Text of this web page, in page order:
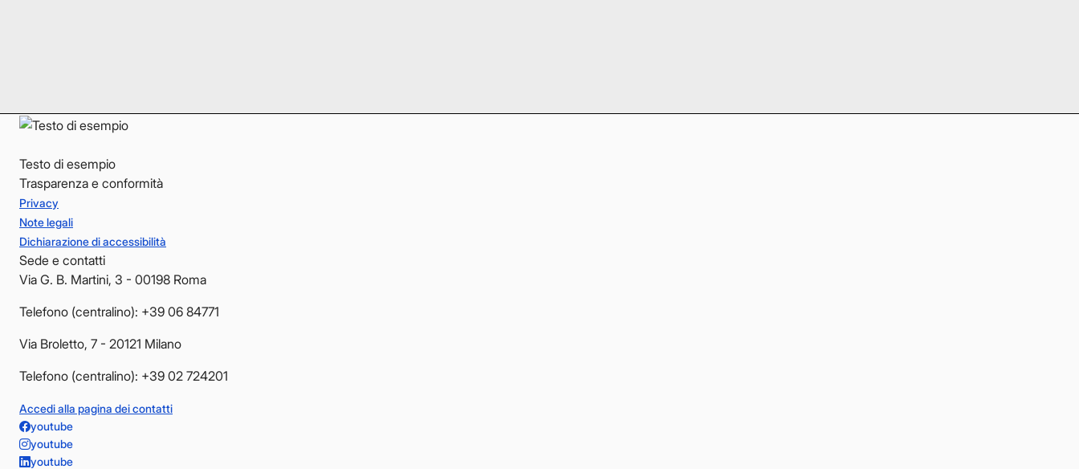
Testo di esempio
Trasparenza e conformità
Privacy
Note legali
Dichiarazione di accessibilità
Sede e contatti
Via G. B. Martini, 3 - 00198 Roma
Telefono (centralino): +39 06 84771
Via Broletto, 7 - 20121 Milano
Telefono (centralino): +39 02 724201
Accedi alla pagina dei contatti
youtube
youtube
youtube